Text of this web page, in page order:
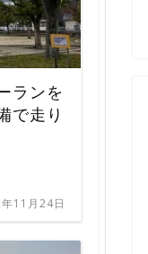
ランを
で走り
11月24日